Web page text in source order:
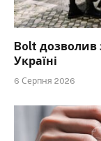
Bolt дозволив
Україні
6 Серпня 2026